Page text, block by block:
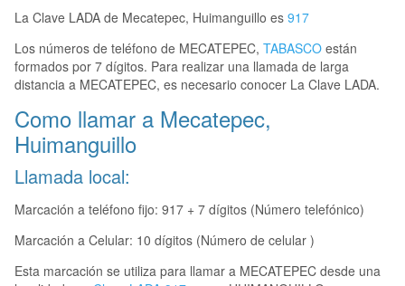
La Clave LADA de Mecatepec, Huimanguillo es 917
Los números de teléfono de MECATEPEC, TABASCO están
formados por 7 dígitos. Para realizar una llamada de larga
distancia a MECATEPEC, es necesario conocer La Clave LADA.
Como llamar a Mecatepec,
Huimanguillo
Llamada local:
Marcación a teléfono fijo: 917 + 7 dígitos (Número telefónico)
Marcación a Celular: 10 dígitos (Número de celular )
Esta marcación se utiliza para llamar a MECATEPEC desde una